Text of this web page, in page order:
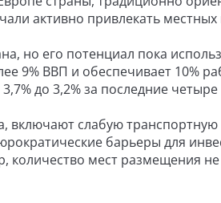
активно привлекать
но его потенциал пока
9% ВВП и обеспечивает 10%
до 3,2% за последние четыре
включают слабую
барьеры для
количество мест размещения